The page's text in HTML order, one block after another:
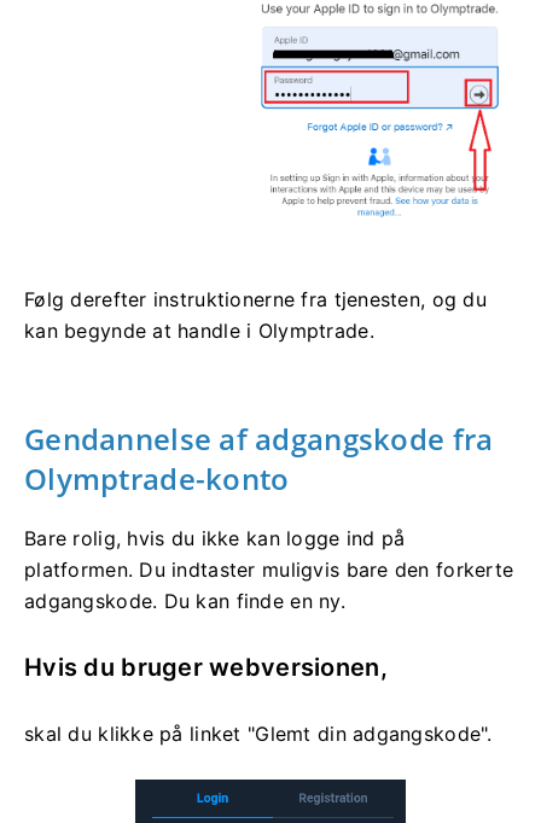
Følg derefter instruktionerne fra tjenesten, og du
kan begynde at handle i Olymptrade.
Gendannelse af adgangskode fra
Olymptrade-konto
Bare rolig, hvis du ikke kan logge ind på
platformen. Du indtaster muligvis bare den forkerte
adgangskode. Du kan finde en ny.
Hvis du bruger webversionen,
skal du klikke på linket "Glemt din adgangskode".